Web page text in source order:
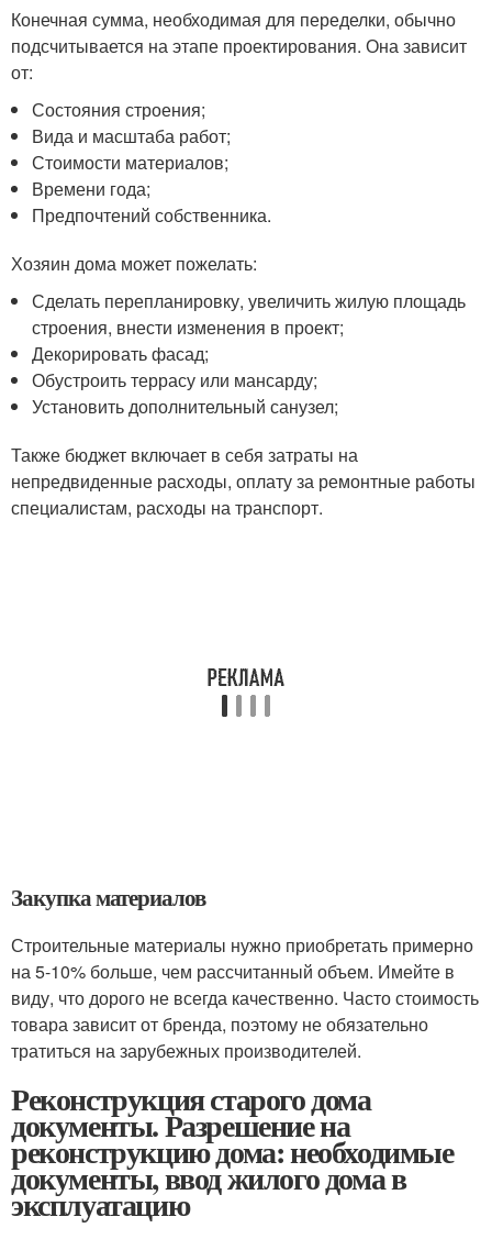
Конечная сумма, необходимая для переделки, обычно
подсчитывается на этапе проектирования. Она зависит
от:
Состояния строения;
Вида и масштаба работ;
Стоимости материалов;
Времени года;
Предпочтений собственника.
Хозяин дома может пожелать:
Сделать перепланировку, увеличить жилую площадь
строения, внести изменения в проект;
Декорировать фасад;
Обустроить террасу или мансарду;
Установить дополнительный санузел;
Также бюджет включает в себя затраты на
непредвиденные расходы, оплату за ремонтные работы
специалистам, расходы на транспорт.
Закупка материалов
Строительные материалы нужно приобретать примерно
на 5-10% больше, чем рассчитанный объем. Имейте в
виду, что дорого не всегда качественно. Часто стоимость
товара зависит от бренда, поэтому не обязательно
тратиться на зарубежных производителей.
Реконструкция старого дома
документы. Разрешение на
реконструкцию дома: необходимые
документы, ввод жилого дома в
эксплуатацию